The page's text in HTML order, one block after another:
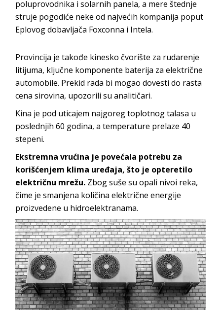
poluprovodnika i solarnih panela, a mere štednje
struje pogodiće neke od najvećih kompanija poput
Eplovog dobavljača Foxconna i Intela.
Provincija je takođe kinesko čvorište za rudarenje
litijuma, ključne komponente baterija za električne
automobile. Prekid rada bi mogao dovesti do rasta
cena sirovina, upozorili su analitičari.
Kina je pod uticajem najgoreg toplotnog talasa u
poslednjih 60 godina, a temperature prelaze 40
stepeni.
Ekstremna vrućina je povećala potrebu za
korišćenjem klima uređaja, što je opteretilo
električnu mrežu. Zbog suše su opali nivoi reka,
čime je smanjena količina električne energije
proizvedene u hidroelektranama.